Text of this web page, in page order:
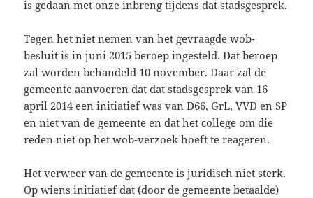
is gedaan met onze inbreng tijdens dat stadsgesprek.
Tegen het niet nemen van het gevraagde wob-
besluit is in juni 2015 beroep ingesteld. Dat beroep
zal worden behandeld 10 november. Daar zal de
gemeente aanvoeren dat dat stadsgesprek van 16
april 2014 een initiatief was van D66, GrL, VVD en SP
en niet van de gemeente en dat het college om die
reden niet op het wob-verzoek hoeft te reageren.
Het verweer van de gemeente is juridisch niet sterk.
Op wiens initiatief dat (door de gemeente betaalde)